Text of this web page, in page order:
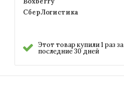
СберЛогистика
Этот товар купили 1 раз за
последние 30 дней